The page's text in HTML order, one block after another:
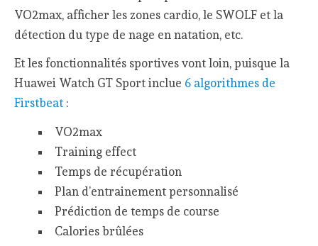
VO2max, afficher les zones cardio, le SWOLF et la
détection du type de nage en natation, etc.
Et les fonctionnalités sportives vont loin, puisque la
Huawei Watch GT Sport inclue 6 algorithmes de
Firstbeat :
VO2max
Training effect
Temps de récupération
Plan d’entrainement personnalisé
Prédiction de temps de course
Calories brûlées